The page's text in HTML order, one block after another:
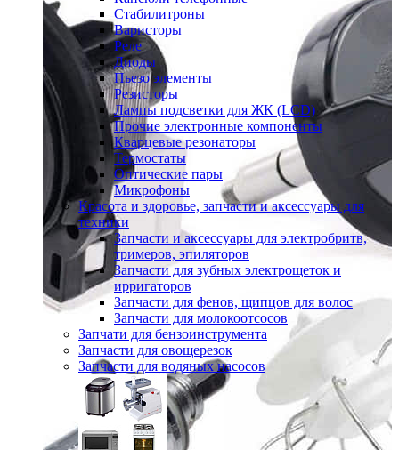
Стабилитроны
Варисторы
Реле
Диоды
Пьезо элементы
Резисторы
Лампы подсветки для ЖК (LCD)
Прочие электронные компоненты
Кварцевые резонаторы
Термостаты
Оптические пары
Микрофоны
Красота и здоровье, запчасти и аксессуары для
техники
Запчасти и аксессуары для электробритв,
тримеров, эпиляторов
Запчасти для зубных электрощеток и
ирригаторов
Запчасти для фенов, щипцов для волос
Запчасти для молокоотсосов
Запчати для бензоинструмента
Запчасти для овощерезок
Запчасти для водяных насосов